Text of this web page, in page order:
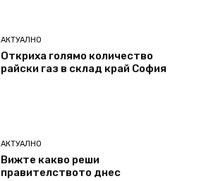
АКТУАЛНО
Откриха голямо количество
райски газ в склад край София
АКТУАЛНО
Вижте какво реши
правителството днес